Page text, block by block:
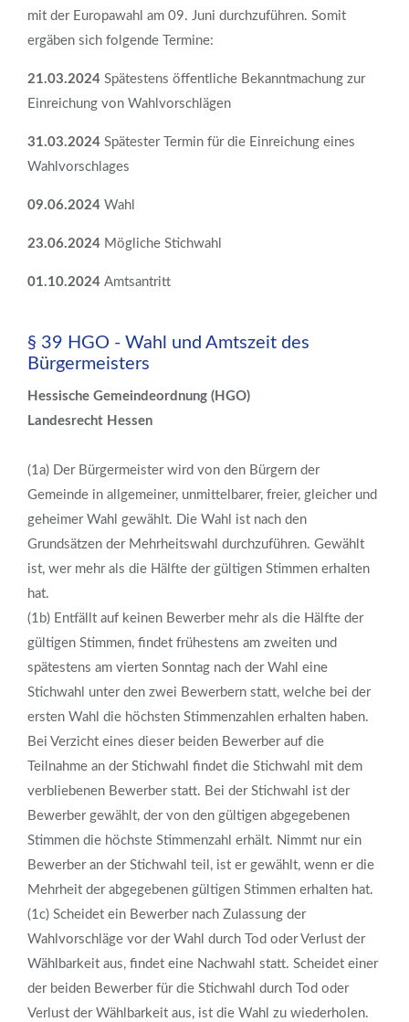
mit der Europawahl am 09. Juni durchzuführen. Somit
ergäben sich folgende Termine:
21.03.2024 Spätestens öffentliche Bekanntmachung zur
Einreichung von Wahlvorschlägen
31.03.2024 Spätester Termin für die Einreichung eines
Wahlvorschlages
09.06.2024 Wahl
23.06.2024 Mögliche Stichwahl
01.10.2024 Amtsantritt
§ 39 HGO - Wahl und Amtszeit des
Bürgermeisters
Hessische Gemeindeordnung (HGO)
Landesrecht Hessen
(1a) Der Bürgermeister wird von den Bürgern der
Gemeinde in allgemeiner, unmittelbarer, freier, gleicher und
geheimer Wahl gewählt. Die Wahl ist nach den
Grundsätzen der Mehrheitswahl durchzuführen. Gewählt
ist, wer mehr als die Hälfte der gültigen Stimmen erhalten
hat.
(1b) Entfällt auf keinen Bewerber mehr als die Hälfte der
gültigen Stimmen, findet frühestens am zweiten und
spätestens am vierten Sonntag nach der Wahl eine
Stichwahl unter den zwei Bewerbern statt, welche bei der
ersten Wahl die höchsten Stimmenzahlen erhalten haben.
Bei Verzicht eines dieser beiden Bewerber auf die
Teilnahme an der Stichwahl findet die Stichwahl mit dem
verbliebenen Bewerber statt. Bei der Stichwahl ist der
Bewerber gewählt, der von den gültigen abgegebenen
Stimmen die höchste Stimmenzahl erhält. Nimmt nur ein
Bewerber an der Stichwahl teil, ist er gewählt, wenn er die
Mehrheit der abgegebenen gültigen Stimmen erhalten hat.
(1c) Scheidet ein Bewerber nach Zulassung der
Wahlvorschläge vor der Wahl durch Tod oder Verlust der
Wählbarkeit aus, findet eine Nachwahl statt. Scheidet einer
der beiden Bewerber für die Stichwahl durch Tod oder
Verlust der Wählbarkeit aus, ist die Wahl zu wiederholen.